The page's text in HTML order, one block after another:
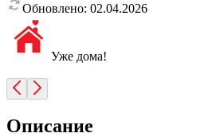
Обновлено: 02.04.2026
Уже дома!
Описание